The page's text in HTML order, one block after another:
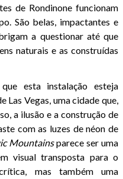
de Rondinone funcionam
São belas, impactantes e
a questionar até que
naturais e as construídas
esta instalação esteja
Las Vegas, uma cidade que,
a ilusão e a construção de
com as luzes de néon de
Mountainsparece ser uma
visual transposta para o
mas também uma